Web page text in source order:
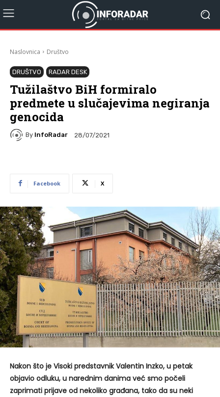
Naslovnica Društvo
DRUŠTVO RADAR DESK
Tužilaštvo BiH formiralo
predmete u slučajevima negiranja
genocida
By InfoRadar 28/07/2021
Facebook X
Nakon što je Visoki predstavnik Valentin Inzko, u petak
objavio odluku, u narednim danima već smo počeli
zaprimati prijave od nekoliko građana, tako da su neki